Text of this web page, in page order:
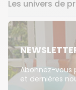
Les univers de
Abonnez-vous
et dernières